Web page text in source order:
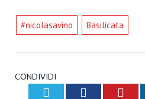
#nicolasavino Basilicata
CONDIVIDI
Twitter Facebook